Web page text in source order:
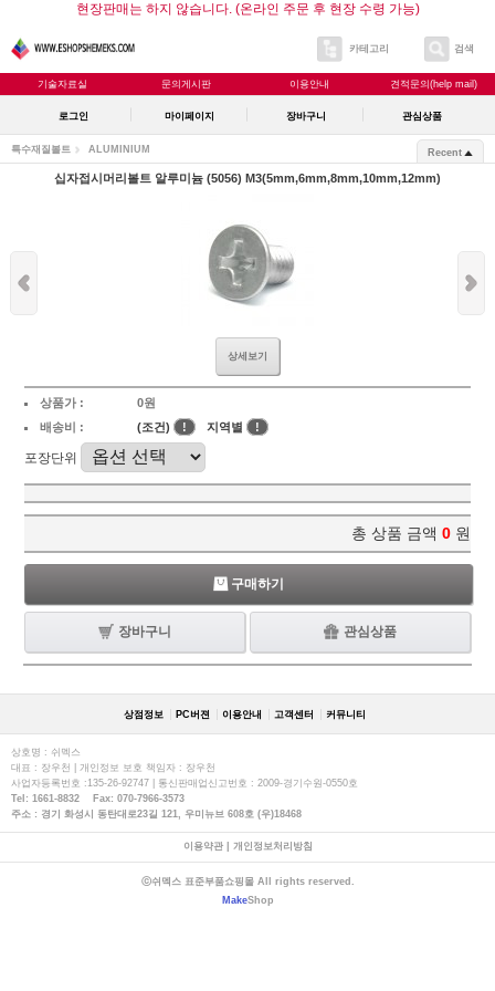
현장판매는 하지 않습니다. (온라인 주문 후 현장 수령 가능)
카테고리 검색
기술자료실 문의게시판 이용안내 견적문의(help mail)
로그인 마이페이지 장바구니 관심상품
특수재질볼트 ALUMINIUM Recent
십자접시머리볼트 알루미늄 (5056) M3(5mm,6mm,8mm,10mm,12mm)
상세보기
상품가 :
0원
배송비 :
(조건) ! 지역별 !
포장단위
총 상품 금액 0 원
구매하기
장바구니 관심상품
상점정보 PC버젼 이용안내 고객센터 커뮤니티
상호명 : 쉬멕스
대표 : 장우천 | 개인정보 보호 책임자 : 장우천
사업자등록번호 :135-26-92747 | 통신판매업신고번호 : 2009-경기수원-0550호
Tel: 1661-8832 Fax: 070-7966-3573
주소 : 경기 화성시 동탄대로23길 121, 우미뉴브 608호 (우)18468
이용약관| 개인정보처리방침
ⓒ쉬멕스 표준부품쇼핑몰 All rights reserved.
MakeShop